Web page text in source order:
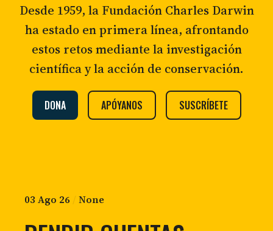
Desde 1959, la Fundación Charles Darwin
ha estado en primera línea, afrontando
estos retos mediante la investigación
científica y la acción de conservación.
DONA APÓYANOS SUSCRÍBETE
03 Ago 26 None